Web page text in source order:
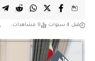
قبل 4 سنوات 9 مشاهدات